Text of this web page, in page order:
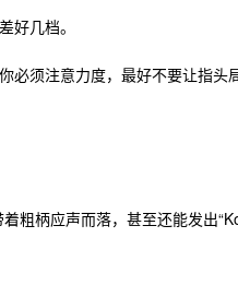
好几档。
须注意力度，最好不要让指头
粗柄应声而落，甚至还能发出